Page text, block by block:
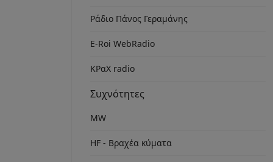
Ράδιο Πάνος Γεραμάνης
Ε-Roi WebRadio
ΚΡαΧ radio
Συχνότητες
MW
HF - Βραχέα κύματα